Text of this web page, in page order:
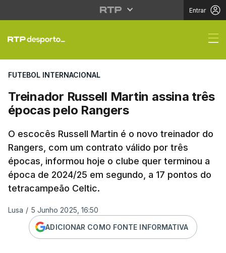
Entrar
Treinador Russell
FUTEBOL INTERNACIONAL
Treinador Russell Martin assina três
épocas pelo Rangers
O escocês Russell Martin é o novo treinador do
Rangers, com um contrato válido por três
épocas, informou hoje o clube quer terminou a
época de 2024/25 em segundo, a 17 pontos do
tetracampeão Celtic.
Lusa / 5 Junho 2025, 16:50
ADICIONAR COMO FONTE INFORMATIVA